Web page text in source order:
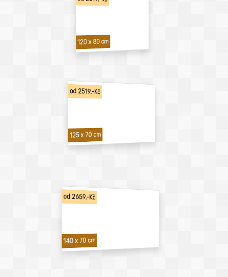
120 x 80 cm
od 2519,-Kč
125 x 70 cm
od 2659,-Kč
140 x 70 cm